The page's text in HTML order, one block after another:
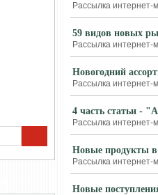
Рассылка интернет-
59 видов новых
Рассылка интернет-
Новогодний
Рассылка интернет-
4 часть статьи -
Рассылка интернет-
Новые продукты в
Рассылка интернет-
Новые